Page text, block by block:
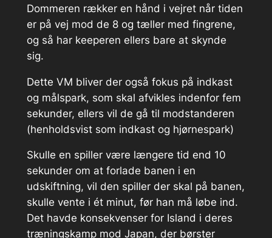
Dommeren rækker en hånd i vejret når tiden
er på vej mod de 8 og tæller med fingrene,
og så har keeperen ellers bare at skynde
sig.
Dette VM bliver der også fokus på indkast
og målspark, som skal afvikles indenfor fem
sekunder, ellers vil de gå til modstanderen
(henholdsvist som indkast og hjørnespark)
Skulle en spiller være længere tid end 10
sekunder om at forlade banen i en
udskiftning, vil den spiller der skal på banen,
skulle vente i ét minut, før han må løbe ind.
Det havde konsekvenser for Island i deres
træningskamp mod Japan, der børster